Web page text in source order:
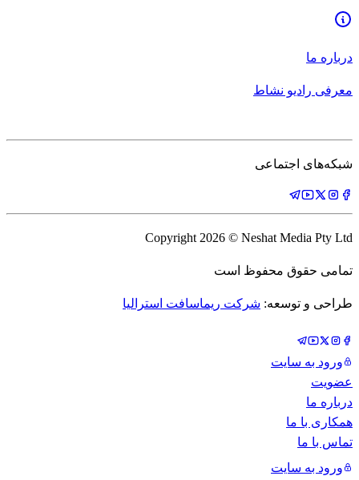
درباره ما
معرفی رادیو نشاط
شبکه‌های اجتماعی
Copyright 2026 © Neshat Media Pty Ltd
تمامی حقوق محفوظ است
طراحی و توسعه: شرکت ریماسافت استرالیا
ورود به سایت
عضویت
درباره ما
همکاری با ما
تماس با ما
ورود به سایت